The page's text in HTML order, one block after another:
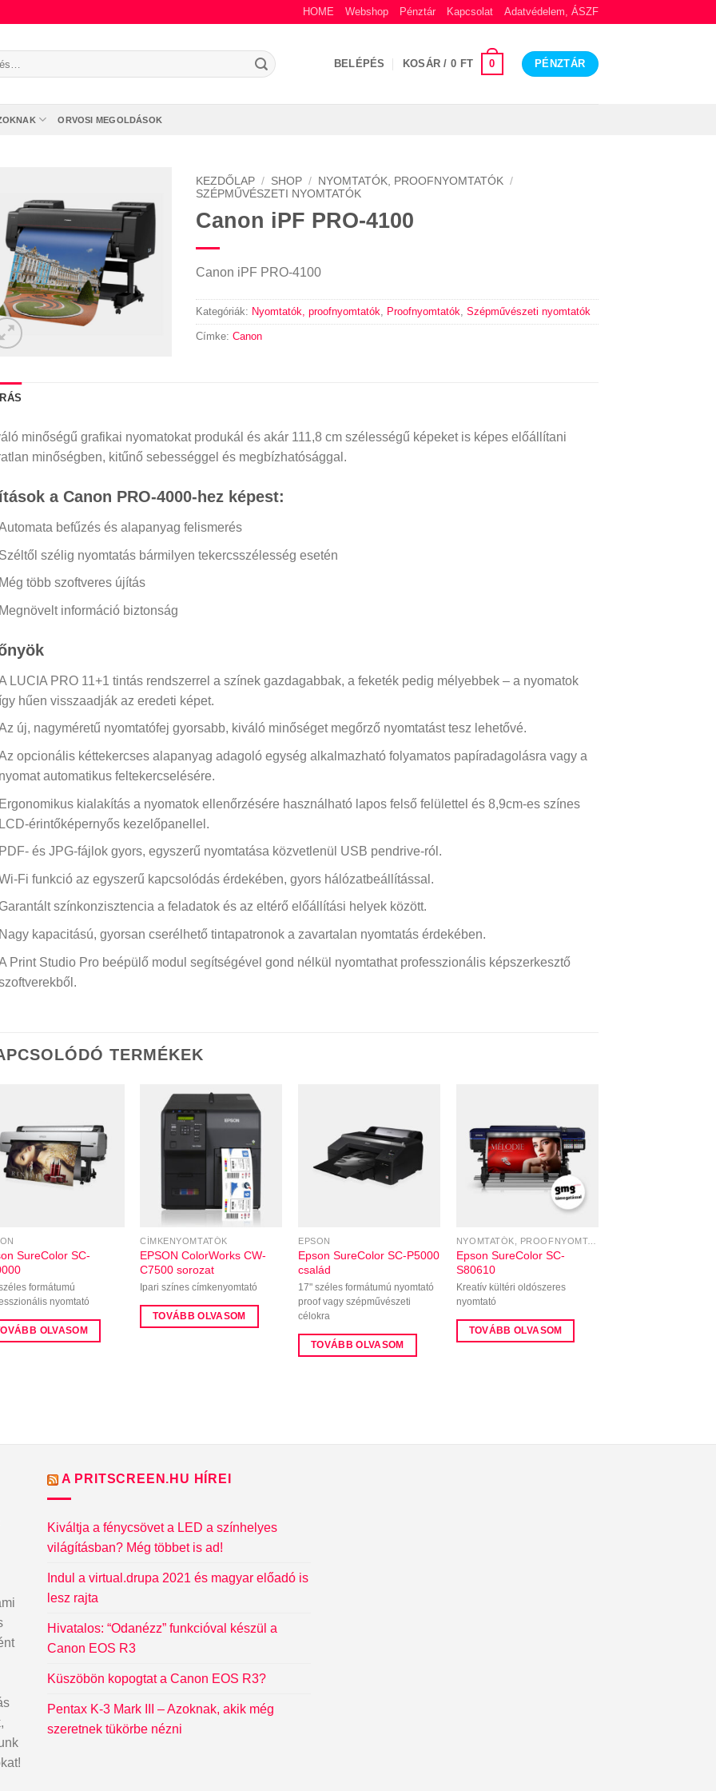
HOME Webshop Pénztár Kapcsolat Adatvédelem, ÁSZF
BELÉPÉS KOSÁR /0 FT 0 PÉNZTÁR
ORVOSI MEGOLDÁSOK
KEZDŐLAP / SHOP / NYOMTATÓK, PROOFNYOMTATÓK /
SZÉPMŰVÉSZETI NYOMTATÓK
Canon iPF PRO-4100
Canon iPF PRO-4100
Kategóriák: Nyomtatók, proofnyomtatók Proofnyomtatók Szépművészeti nyomtatók
Címke: Canon
minőségű grafikai nyomatokat produkál és akár 111,8 cm szélességű képeket is képes előállítani
minőségben, kitűnő sebességgel és megbízhatósággal.
a Canon PRO-4000-hez képest:
befűzés és alapanyag felismerés
Széltől szélig nyomtatás bármilyen tekercsszélesség esetén
Még több szoftveres újítás
Megnövelt információ biztonság
LUCIA PRO 11+1 tintás rendszerrel a színek gazdagabbak, a feketék pedig mélyebbek – a nyomatok
így hűen visszaadják az eredeti képet.
új, nagyméretű nyomtatófej gyorsabb, kiváló minőséget megőrző nyomtatást tesz lehetővé.
opcionális kéttekercses alapanyag adagoló egység alkalmazható folyamatos papíradagolásra vagy a
nyomat automatikus feltekercselésére.
Ergonomikus kialakítás a nyomatok ellenőrzésére használható lapos felső felülettel és 8,9cm-es színes
LCD-érintőképernyős kezelőpanellel.
PDF- és JPG-fájlok gyors, egyszerű nyomtatása közvetlenül USB pendrive-ról.
Fi funkció az egyszerű kapcsolódás érdekében, gyors hálózatbeállítással.
Garantált színkonzisztencia a feladatok és az eltérő előállítási helyek között.
Nagy kapacitású, gyorsan cserélhető tintapatronok a zavartalan nyomtatás érdekében.
Print Studio Pro beépülő modul segítségével gond nélkül nyomtathat professzionális képszerkesztő
TERMÉKEK
SureColor SC-
formátumú
nyomtató
OLVASOM
CÍMKENYOMTATÓK
EPSON ColorWorks CW-
C7500 sorozat
Ipari színes címkenyomtató
TOVÁBB OLVASOM
EPSON
Epson SureColor SC-P5000
család
17" széles formátumú nyomtató
proof vagy szépművészeti
célokra
TOVÁBB OLVASOM
NYOMTATÓK, PROOFNYOMTATÓK
Epson SureColor SC-
S80610
Kreatív kültéri oldószeres
nyomtató
TOVÁBB OLVASOM
A PRITSCREEN.HU HÍREI
Kiváltja a fénycsövet a LED a színhelyes
világításban? Még többet is ad!
Indul a virtual.drupa 2021 és magyar előadó is
lesz rajta
Hivatalos: “Odanézz” funkcióval készül a
Canon EOS R3
Küszöbön kopogtat a Canon EOS R3?
Pentax K-3 Mark III – Azoknak, akik még
szeretnek tükörbe nézni